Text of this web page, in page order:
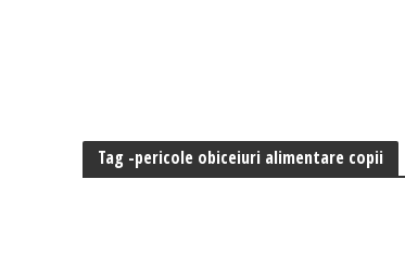
Tag -pericole obiceiuri alimentare copii